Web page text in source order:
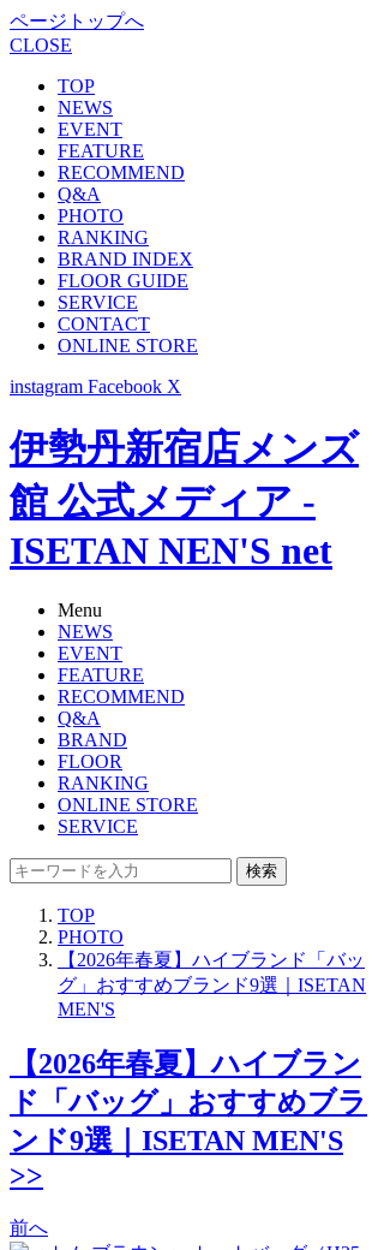
ページトップへ
CLOSE
TOP
NEWS
EVENT
FEATURE
RECOMMEND
Q&A
PHOTO
RANKING
BRAND INDEX
FLOOR GUIDE
SERVICE
CONTACT
ONLINE STORE
instagram Facebook X
伊勢丹新宿店メンズ
館 公式メディア -
ISETAN NEN'S net
Menu
NEWS
EVENT
FEATURE
RECOMMEND
Q&A
BRAND
FLOOR
RANKING
ONLINE STORE
SERVICE
検索
TOP
PHOTO
【2026年春夏】ハイブランド「バッ
グ」おすすめブランド9選｜ISETAN
MEN'S
【2026年春夏】ハイブラン
ド「バッグ」おすすめブラ
ンド9選｜ISETAN MEN'S
>>
前へ